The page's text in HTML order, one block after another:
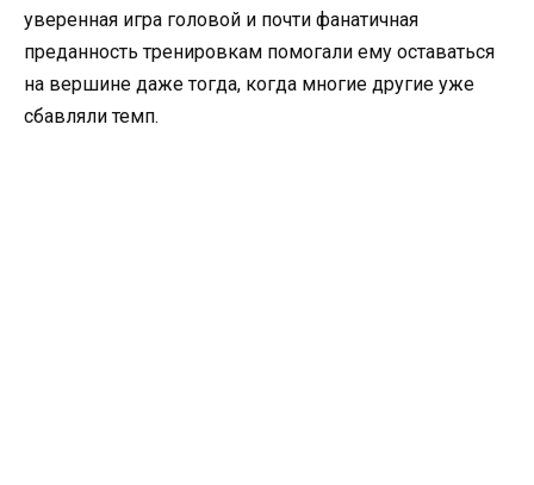
уверенная игра головой и почти фанатичная
преданность тренировкам помогали ему оставаться
на вершине даже тогда, когда многие другие уже
сбавляли темп.